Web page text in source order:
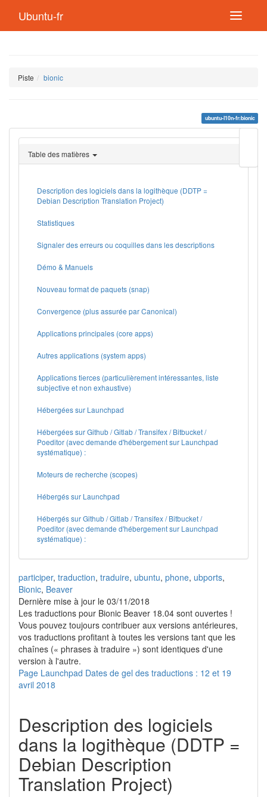
Ubuntu-fr
Piste bionic
ubuntu-l10n-fr:bionic
page
Table des matières
Description des logiciels dans la logithèque (DDTP =
Debian Description Translation Project)
Statistiques
Signaler des erreurs ou coquilles dans les descriptions
Démo & Manuels
Nouveau format de paquets (snap)
Convergence (plus assurée par Canonical)
Applications principales (core apps)
Autres applications (system apps)
Applications tierces (particulièrement intéressantes, liste
subjective et non exhaustive)
Hébergées sur Launchpad
Hébergées sur Github / Gitlab / Transifex / Bitbucket /
Poeditor (avec demande d'hébergement sur Launchpad
systématique) :
Moteurs de recherche (scopes)
Hébergés sur Launchpad
Hébergés sur Github / Gitlab / Transifex / Bitbucket /
Poeditor (avec demande d'hébergement sur Launchpad
systématique) :
participer, traduction, traduire, ubuntu, phone, ubports,
Bionic, Beaver
Dernière mise à jour le 03/11/2018
Les traductions pour Bionic Beaver 18.04 sont ouvertes !
Vous pouvez toujours contribuer aux versions antérieures,
vos traductions profitant à toutes les versions tant que les
chaînes (« phrases à traduire ») sont identiques d'une
version à l'autre.
Page Launchpad Dates de gel des traductions : 12 et 19
avril 2018
Description des logiciels
dans la logithèque (DDTP =
Debian Description
Translation Project)